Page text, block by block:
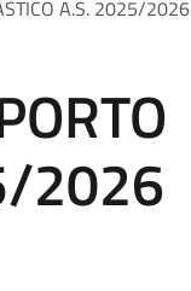
A.S. 2025/2026
2026